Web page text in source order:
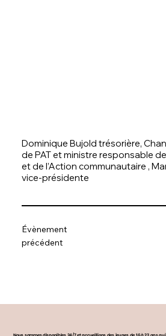
Dominique Bujold trésorière,
de PAT et ministre responsable
et de l’Action communautaire ,
vice-présidente
Évènement
précédent